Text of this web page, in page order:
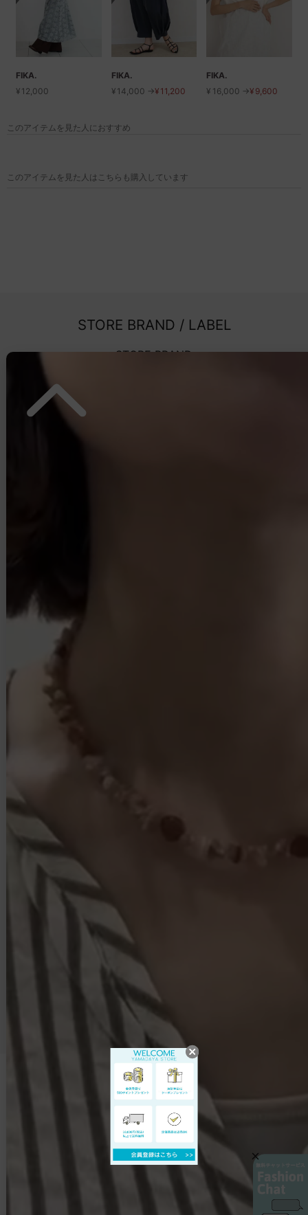
FIKA.
¥12,000
FIKA.
¥14,000 →¥11,200
FIKA.
¥16,000 →¥9,600
このアイテムを見た人におすすめ
このアイテムを見た人はこちらも購入しています
STORE BRAND / LABEL
STORE BRAND
トップス
スカート
パンツ
CATEGORYから探す